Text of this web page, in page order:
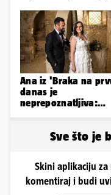
sin!
Ana iz 'Braka na
danas je
neprepoznatljiva:
Sve što je
Skini aplikaciju
komentiraj i budi